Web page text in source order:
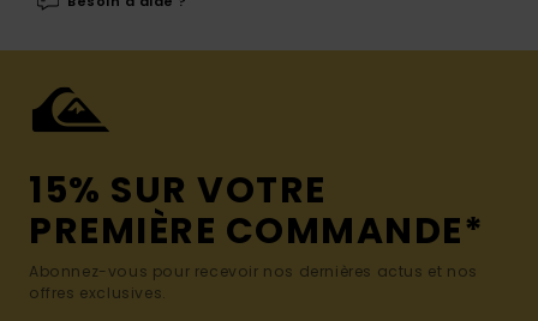
15% SUR VOTRE
PREMIÈRE COMMANDE*
Abonnez-vous pour recevoir nos dernières actus et nos
offres exclusives.